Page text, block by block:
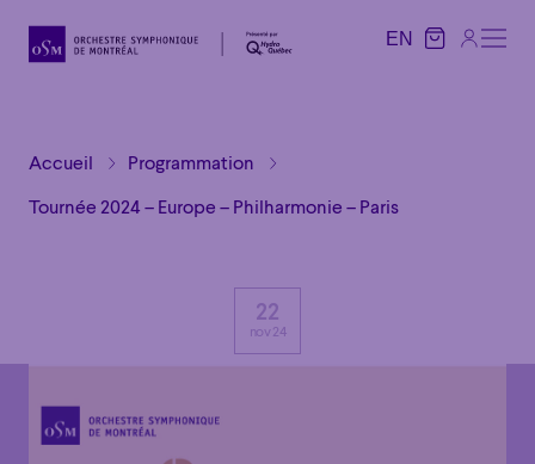
EN
Accueil Programmation
Tournée 2024 – Europe – Philharmonie – Paris
22
nov 24